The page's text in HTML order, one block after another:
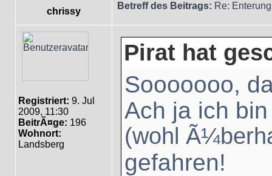
chrissy
Betreff des Beitrags: Re:
Registriert: 9. Jul
2009, 11:30
BeitrÃ¤ge: 196
Wohnort:
Landsberg
Pirat hat
Sooooooo,
Ach ja ich
(wohl
gefahren!